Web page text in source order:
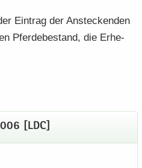
Ein­trag der An­ste­cken­den
Pfer­de­be­stand, die Er­he­
[LDC]